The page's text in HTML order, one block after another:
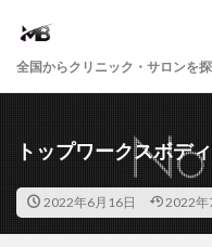
全国からクリニック・サロンを
トップワークスボデ
2022年6月16日 2022年